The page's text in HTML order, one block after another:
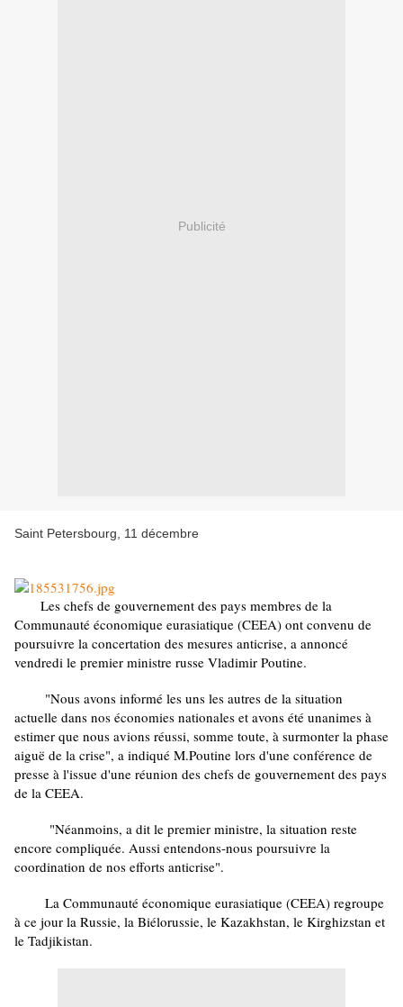
Publicité
Saint Petersbourg, 11 décembre
Les chefs de gouvernement des pays membres de la
Communauté économique eurasiatique (CEEA) ont convenu de
poursuivre la concertation des mesures anticrise, a annoncé
vendredi le premier ministre russe Vladimir Poutine.
"Nous avons informé les uns les autres de la situation
actuelle dans nos économies nationales et avons été unanimes à
estimer que nous avions réussi, somme toute, à surmonter la phase
aiguë de la crise", a indiqué M.Poutine lors d'une conférence de
presse à l'issue d'une réunion des chefs de gouvernement des pays
de la CEEA.
"Néanmoins, a dit le premier ministre, la situation reste
encore compliquée. Aussi entendons-nous poursuivre la
coordination de nos efforts anticrise".
La Communauté économique eurasiatique (CEEA) regroupe
à ce jour la Russie, la Biélorussie, le Kazakhstan, le Kirghizstan et
le Tadjikistan.